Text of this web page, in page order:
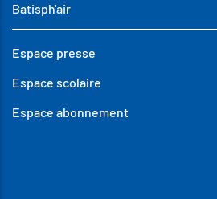
Batisph'air
Espace presse
Espace scolaire
Espace abonnement